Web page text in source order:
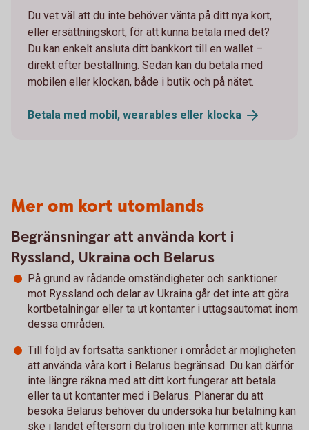
Du vet väl att du inte behöver vänta på ditt nya kort,
eller ersättningskort, för att kunna betala med det?
Du kan enkelt ansluta ditt bankkort till en wallet –
direkt efter beställning. Sedan kan du betala med
mobilen eller klockan, både i butik och på nätet.
Betala med mobil, wearables eller klocka
Mer om kort utomlands
Begränsningar att använda kort i
Ryssland, Ukraina och Belarus
På grund av rådande omständigheter och sanktioner
mot Ryssland och delar av Ukraina går det inte att göra
kortbetalningar eller ta ut kontanter i uttagsautomat inom
dessa områden.
Till följd av fortsatta sanktioner i området är möjligheten
att använda våra kort i Belarus begränsad. Du kan därför
inte längre räkna med att ditt kort fungerar att betala
eller ta ut kontanter med i Belarus. Planerar du att
besöka Belarus behöver du undersöka hur betalning kan
ske i landet eftersom du troligen inte kommer att kunna